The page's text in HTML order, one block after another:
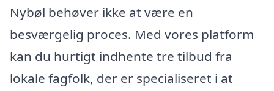
Nybøl behøver ikke at være en
besværgelig proces. Med vores platform
kan du hurtigt indhente tre tilbud fra
lokale fagfolk, der er specialiseret i at